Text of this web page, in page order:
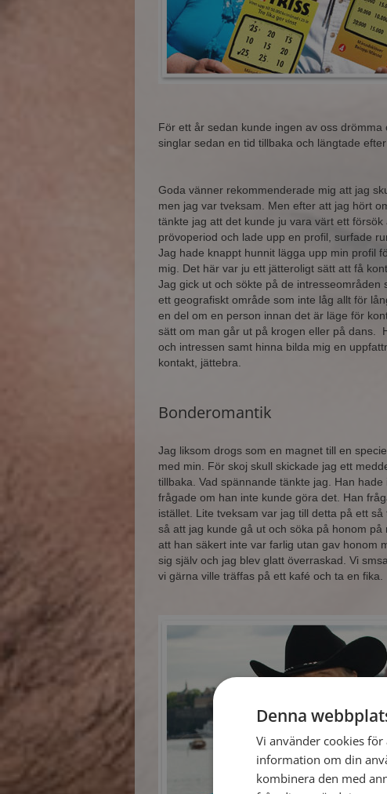
För ett år sedan kunde ingen av oss
singlar sedan en tid tillbaka och längtade
Goda vänner rekommenderade mig att jag
men jag var tveksam. Men efter att jag hört
tänkte jag att det kunde ju vara värt ett
prövoperiod och lade upp en profil, surfade
Jag hade knappt hunnit lägga upp min profil
mig. Det här var ju ett jätteroligt sätt att få
Jag gick ut och sökte på de
ett geografiskt område som inte låg allt för
en del om en person innan det är läge för
sätt om man går ut på krogen eller på dans.
och intressen samt hinna bilda mig en
kontakt, jättebra.
Bonderomantik
Jag liksom drogs som en magnet till en
med min. För skoj skull skickade jag ett
tillbaka. Vad spännande tänkte jag. Han
frågade om han inte kunde göra det. Han
istället. Lite tveksam var jag till detta på ett
så att jag kunde gå ut och söka på honom
att han säkert inte var farlig utan gav honom
sig själv och jag blev glatt överraskad. Vi
vi gärna ville träffas på ett kafé och ta en fika.
Denna
Vi använder cookies
information om din
kombinera den med